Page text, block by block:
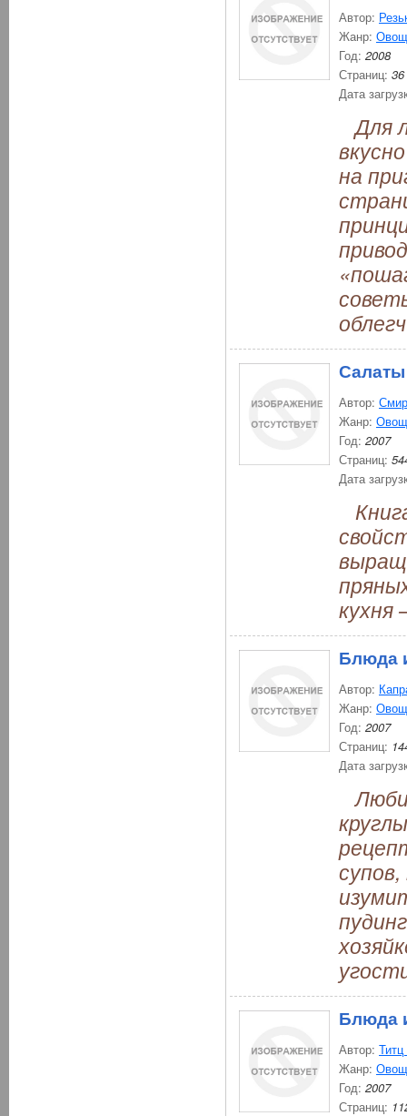
Автор:
Жанр:
Год: 2008
Страниц: 36
Дата
Для
на
Автор:
Жанр:
Год: 2007
Страниц:
Дата
кухня
Блюда
Автор:
Жанр:
Год: 2007
Страниц:
Дата
Блюда
Автор:
Жанр:
Год: 2007
Страниц: